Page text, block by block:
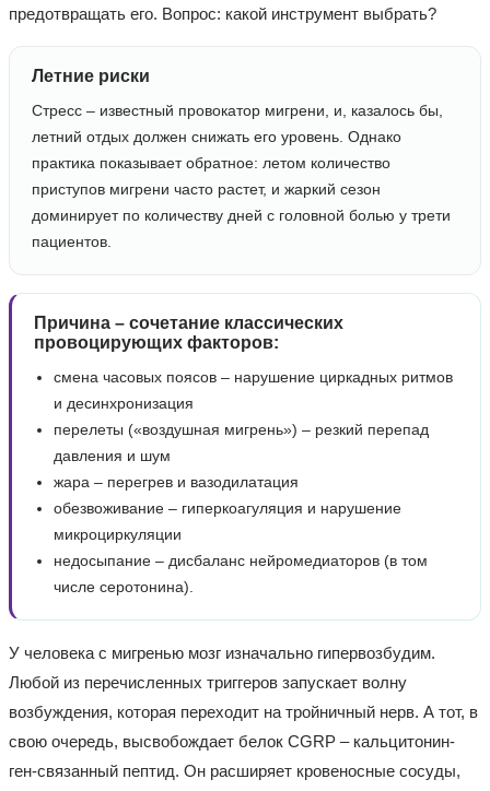
предотвращать его. Вопрос: какой инструмент выбрать?
Летние риски
Стресс – известный провокатор мигрени, и, казалось бы,
летний отдых должен снижать его уровень. Однако
практика показывает обратное: летом количество
приступов мигрени часто растет, и жаркий сезон
доминирует по количеству дней с головной болью у трети
пациентов.
Причина – сочетание классических
провоцирующих факторов:
смена часовых поясов – нарушение циркадных ритмов
и десинхронизация
перелеты («воздушная мигрень») – резкий перепад
давления и шум
жара – перегрев и вазодилатация
обезвоживание – гиперкоагуляция и нарушение
микроциркуляции
недосыпание – дисбаланс нейромедиаторов (в том
числе серотонина).
У человека с мигренью мозг изначально гипервозбудим.
Любой из перечисленных триггеров запускает волну
возбуждения, которая переходит на тройничный нерв. А тот, в
свою очередь, высвобождает белок CGRP – кальцитонин-
ген-связанный пептид. Он расширяет кровеносные сосуды,